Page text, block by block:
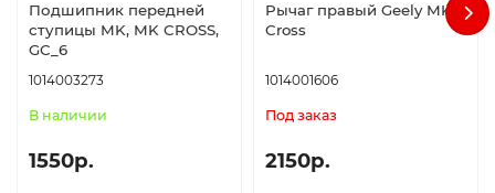
Подшипник передней
ступицы MK, MK CROSS,
GC_6
1014003273
В наличии
1550р.
Рычаг правый Geely MK
Cross
1014001606
Под заказ
2150р.